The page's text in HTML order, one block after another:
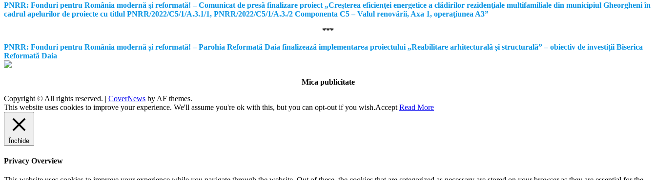
PNRR: Fonduri pentru România modernă şi reformată! – Comunicat de presă finalizare proiect „Creşterea eficienţei energetice a clădirilor rezidenţiale multifamiliale din municipiul Gheorgheni în
cadrul apelurilor de proiecte cu titlul PNRR/2022/C5/1/A.3.1/1, PNRR/2022/C5/1/A.3./2 Componenta C5 – Valul renovării, Axa 1, operaţiunea A3”
***
PNRR: Fonduri pentru România modernă și reformată! – Parohia Reformată Daia finalizează implementarea proiectului „Reabilitare arhitecturală și structurală” – obiectiv de investiții Biserica
Reformată Daia
Mica publicitate
Copyright © All rights reserved. | CoverNews by AF themes.
This website uses cookies to improve your experience. We'll assume you're ok with this, but you can opt-out if you wish.Accept Read More
Închide
Privacy Overview